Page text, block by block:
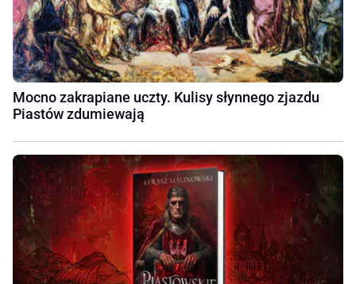
Mocno zakrapiane uczty. Kulisy słynnego zjazdu
Piastów zdumiewają